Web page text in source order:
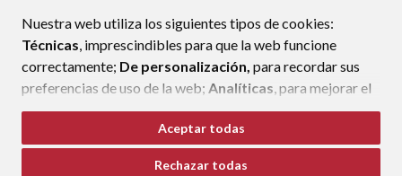
Nuestra web utiliza los siguientes tipos de cookies:
Técnicas, imprescindibles para que la web funcione
correctamente; De personalización, para recordar sus
preferencias de uso de la web; Analíticas, para mejorar el
funcionamiento de la web y sus servicios.
Si acepta pulsando el botón“Aceptar todas”
consideramos que acepta su uso. Si pulsa el botón
Aceptar todas
Rechazar todas